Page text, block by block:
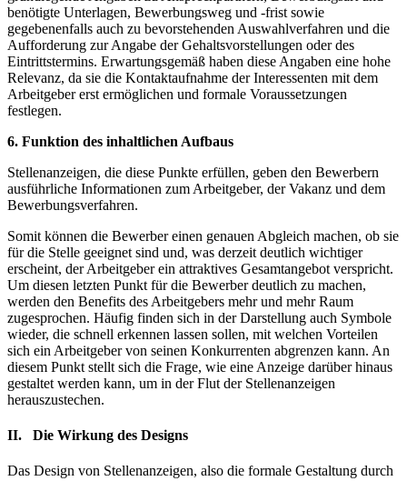
benötigte Unterlagen, Bewerbungsweg und -frist sowie
gegebenenfalls auch zu bevorstehenden Auswahlverfahren und die
Aufforderung zur Angabe der Gehaltsvorstellungen oder des
Eintrittstermins. Erwartungsgemäß haben diese Angaben eine hohe
Relevanz, da sie die Kontaktaufnahme der Interessenten mit dem
Arbeitgeber erst ermöglichen und formale Voraussetzungen
festlegen.
6. Funktion des inhaltlichen Aufbaus
Stellenanzeigen, die diese Punkte erfüllen, geben den Bewerbern
ausführliche Informationen zum Arbeitgeber, der Vakanz und dem
Bewerbungsverfahren.
Somit können die Bewerber einen genauen Abgleich machen, ob sie
für die Stelle geeignet sind und, was derzeit deutlich wichtiger
erscheint, der Arbeitgeber ein attraktives Gesamtangebot verspricht.
Um diesen letzten Punkt für die Bewerber deutlich zu machen,
werden den Benefits des Arbeitgebers mehr und mehr Raum
zugesprochen. Häufig finden sich in der Darstellung auch Symbole
wieder, die schnell erkennen lassen sollen, mit welchen Vorteilen
sich ein Arbeitgeber von seinen Konkurrenten abgrenzen kann. An
diesem Punkt stellt sich die Frage, wie eine Anzeige darüber hinaus
gestaltet werden kann, um in der Flut der Stellenanzeigen
herauszustechen.
II. Die Wirkung des Designs
Das Design von Stellenanzeigen, also die formale Gestaltung durch